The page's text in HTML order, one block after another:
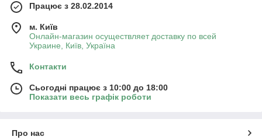
Працює з 28.02.2014
м. Київ
Онлайн-магазин осуществляет доставку по всей
Украине, Київ, Україна
Контакти
Сьогодні працює з 10:00 до 18:00
Показати весь графік роботи
Про нас